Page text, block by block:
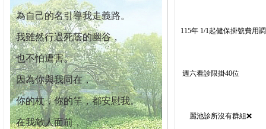
為自己的名引導我走義路。
我雖然行過死蔭的幽谷，
也不怕遭害。
因為你與我同在，
你的杖，你的竿，都安慰我。
在我敵人面前，
115年 1/1起健保掛號費用
週六看診限掛40位
麗池診所沒有群組❌